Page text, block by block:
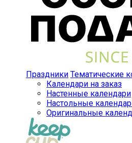
Праздники Тематические
Календари на заказ
Настенные календари
Настольные
Оригинальные